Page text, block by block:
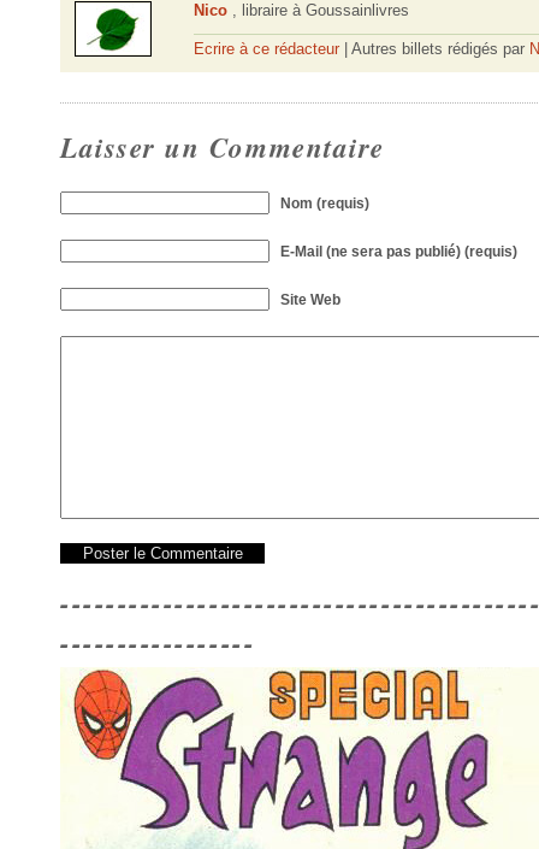
Nico , libraire à Goussainlivres
Ecrire à ce rédacteur | Autres billets rédigés par
Laisser un Commentaire
Nom (requis)
E-Mail (ne sera pas publié) (requis)
Site Web
-----------------